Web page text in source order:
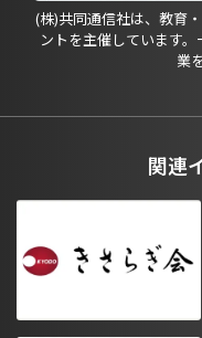
(株)共同通信社は、教育
ントを主催しています
業
関連